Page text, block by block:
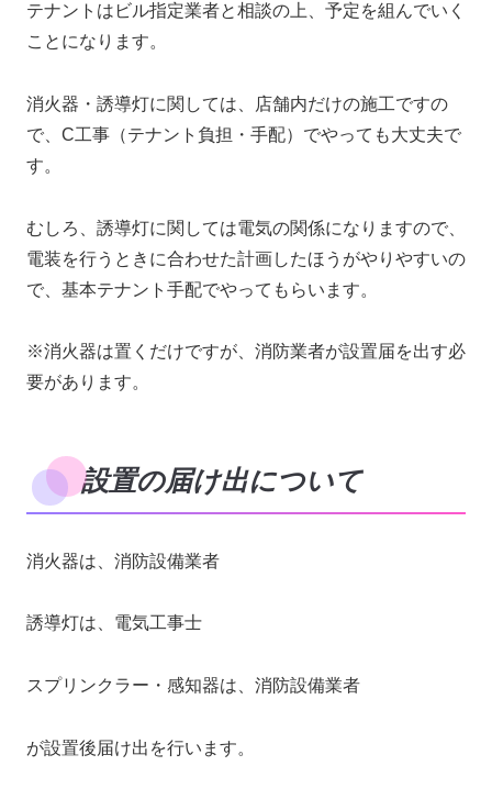
テナントはビル指定業者と相談の上、予定を組んでいく
ことになります。
消火器・誘導灯に関しては、店舗内だけの施工ですの
で、C工事（テナント負担・手配）でやっても大丈夫で
す。
むしろ、誘導灯に関しては電気の関係になりますので、
電装を行うときに合わせた計画したほうがやりやすいの
で、基本テナント手配でやってもらいます。
※消火器は置くだけですが、消防業者が設置届を出す必
要があります。
設置の届け出について
消火器は、消防設備業者
誘導灯は、電気工事士
スプリンクラー・感知器は、消防設備業者
が設置後届け出を行います。